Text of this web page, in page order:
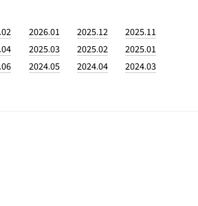
2026.01 2025.12
2025.11
2025.03 2025.02
2025.01
2024.05 2024.04
2024.03